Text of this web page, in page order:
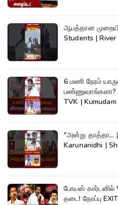
ஆபத்தான
Students |
6 மணி நேரம்
பண்ணுவாங்களா? |
TVK |
"அன்று தாத்தா...
Karunanidhi |
போயஸ் கார்டனில்
தடை! தோப்பு